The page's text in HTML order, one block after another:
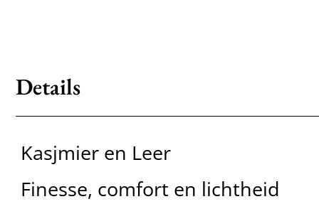
Details
Kasjmier en Leer
Finesse, comfort en lichtheid